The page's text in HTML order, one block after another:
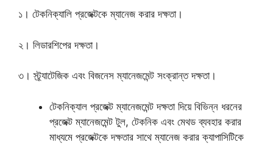
১। টেকনিক্যালি প্রজেক্টকে ম্যানেজ করার দক্ষতা।
২। লিডারশিপের দক্ষতা।
৩। স্ট্র্যাটেজিক এবং বিজনেস ম্যানেজমেন্ট সংক্রান্ত দক্ষতা।
টেকনিক্যাল প্রজেক্ট ম্যানেজমেন্ট দক্ষতা দিয়ে বিভিন্ন ধরনের
প্রজেক্ট ম্যানেজমেন্ট টুল, টেকনিক এবং মেথড ব্যবহার করার
মাধ্যমে প্রজেক্টকে দক্ষতার সাথে ম্যানেজ করার ক্যাপাসিটিকে